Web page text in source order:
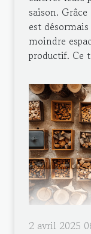
saison.
est
moindre
productif. Ce
2 avril 2025